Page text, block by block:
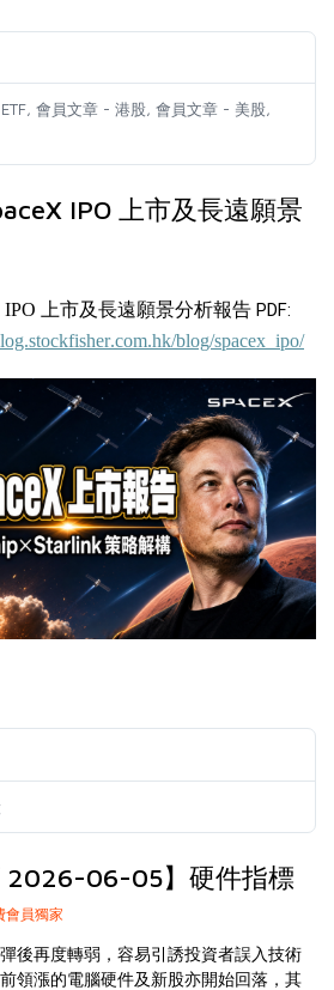
會員文章 - 港股 會員文章 - 美股
IPO 上市及長遠願景
IPO 上市及長遠願景分析報告 PDF:
blog/spacex_ipo/
2026-06-05】硬件指標
會員獨家
後再度轉弱，容易引誘投資者誤入技術
領漲的電腦硬件及新股亦開始回落，其